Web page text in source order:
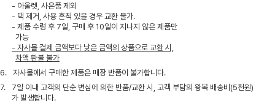
- 아울렛, 사은품 제외
- 택 제거, 사용 흔적 있을 경우 교환 불가.
- 제품 수령 후 7일, 구매 후 10일이 지나지 않은 제품만
가능
- 자사몰 결제 금액보다 낮은 금액의 상품으로 교환 시,
차액 환불 불가
6.
자사몰에서 구매한 제품은 매장 반품이 불가합니다.
7.
7일 이내 고객의 단순 변심에 의한 반품/교환 시, 고객 부담의 왕복 배송비(5천원)
가 발생합니다.